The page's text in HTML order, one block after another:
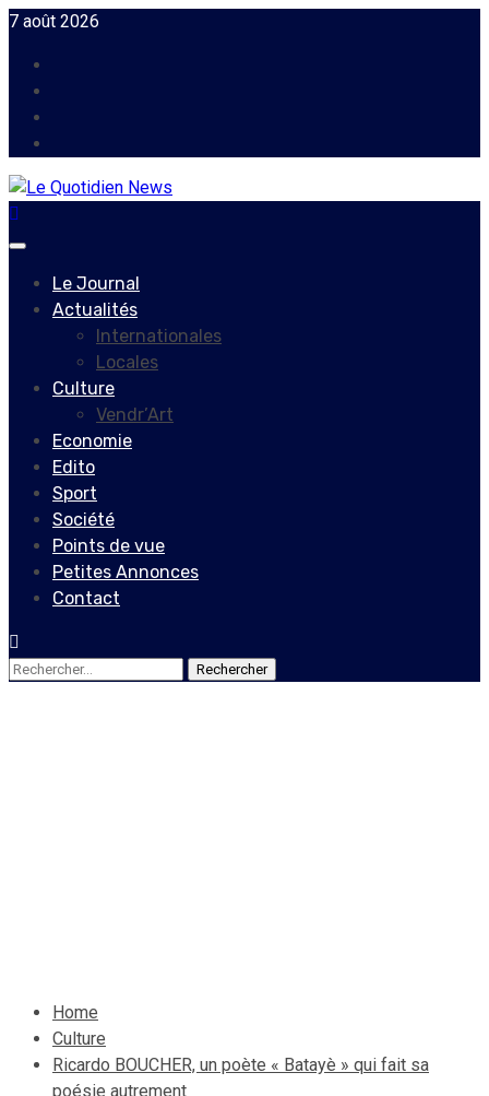
Skip
content
7 août 2026
Primary
Le Journal
Actualités
Internationales
Locales
Culture
Vendr’Art
Economie
Edito
Sport
Société
Points de vue
Petites Annonces
Contact
Rechercher :
Home
Culture
Ricardo BOUCHER, un poète « Batayè » qui fait sa
poésie autrement